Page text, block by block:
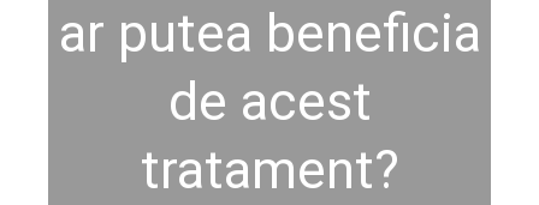
ar putea beneficia
de acest
tratament?